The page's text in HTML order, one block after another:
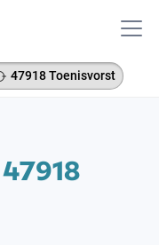
47918 Toenisvorst